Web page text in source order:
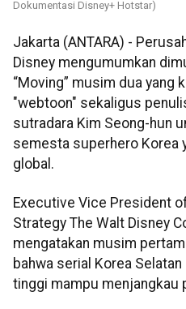
Dokumentasi Disney+ Hotstar)
Jakarta (ANTARA) -
Disney mengumumkan
“Moving” musim dua yang
"webtoon" sekaligus
sutradara Kim Seong-hun
semesta superhero Korea
global.
Executive Vice President
Strategy The Walt Disney
mengatakan musim
bahwa serial Korea
tinggi mampu menjangkau